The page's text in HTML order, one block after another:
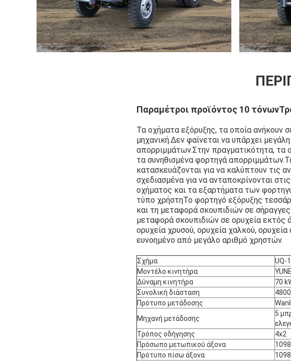
Αφήστε ένα
Παραμέτροι προϊόντος 10 τόνων
Τα οχήματα εξόρυξης, τα οποία ανήκουν
μηχανική.Δεν φαίνεται να υπάρχει
απορριμμάτων.Στην πραγματικότητα, τα
τα συνηθισμένα φορτηγά
κατασκευάζονται για να καλύπτουν τις
σχεδιασμένα για να ανταποκρίνονται
οχήματος και τα εξαρτήματα των
τύπο χρήστηΤο φορτηγό εξόρυξης
και τη μεταφορά σκουπιδιών σε
μεταφορά σκουπιδιών σε ορυχεία
ορυχεία χρυσού, ορυχεία χαλκού,
ευνοημένο από μεγάλο αριθμό χρηστών.
Σχήμα
UQ-
Μοντέλο κινητήρα
Δύναμη κινητήρα
70
Συνολική διάσταση
Πρότυπο μετάδοσης
Μηχανή μετάδοσης
5
Τρόπος οδήγησης
4x2
Πρόσωπο μετωπικού άξονα
1098
Πρότυπο πίσω άξονα
1098